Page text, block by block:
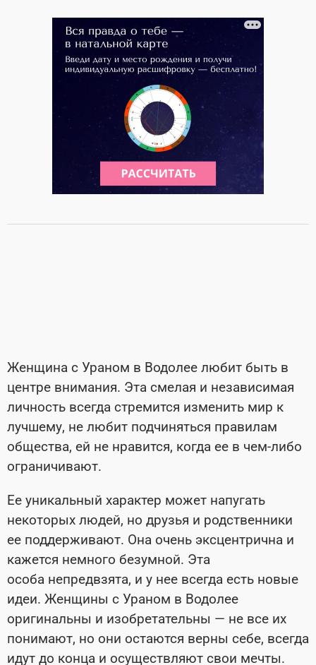
Женщина с Ураном в Водолее любит быть в
центре внимания. Эта смелая и независимая
личность всегда стремится изменить мир к
лучшему, не любит подчиняться правилам
общества, ей не нравится, когда ее в чем-либо
ограничивают.
Ее уникальный характер может напугать
некоторых людей, но друзья и родственники
ее поддерживают. Она очень эксцентрична и
кажется немного безумной. Эта
особа непредвзята, и у нее всегда есть новые
идеи. Женщины с Ураном в Водолее
оригинальны и изобретательны — не все их
понимают, но они остаются верны себе, всегда
идут до конца и осуществляют свои мечты.